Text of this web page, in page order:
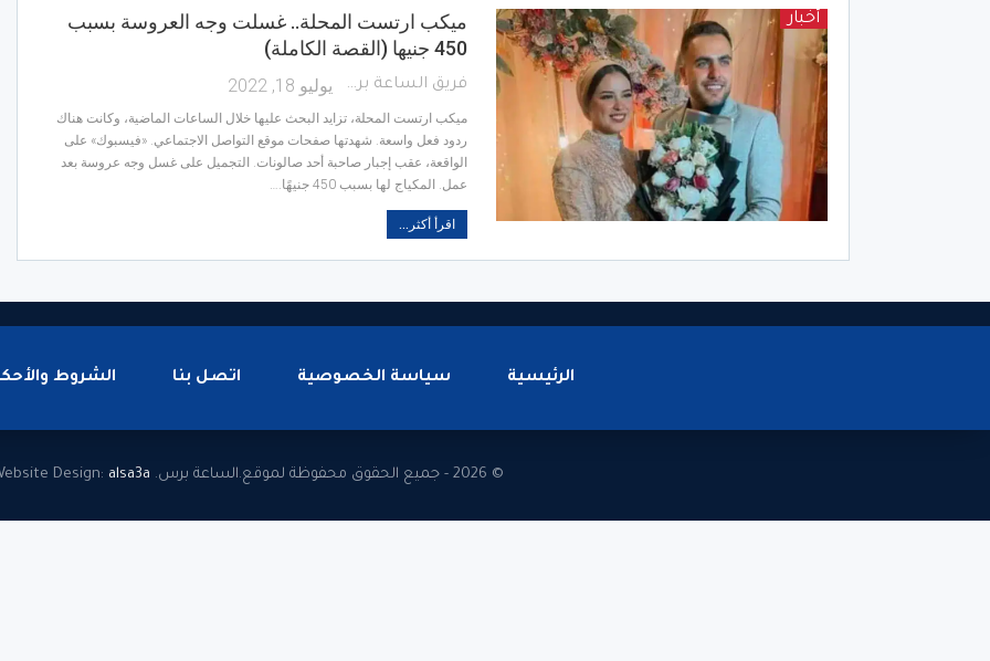
أخبار
ميكب ارتست المحلة.. غسلت وجه العروسة بسبب
450 جنيها (القصة الكاملة)
فريق الساعة برس يوليو 18, 2022
ميكب ارتست المحلة، تزايد البحث عليها خلال الساعات الماضية، وكانت هناك
ردود فعل واسعة. شهدتها صفحات موقع التواصل الاجتماعي. «فيسبوك» على
الواقعة، عقب إجبار صاحبة أحد صالونات. التجميل على غسل وجه عروسة بعد
عمل. المكياج لها بسبب 450 جنيهًا.…
اقرأ أكثر...
الرئيسية سياسة الخصوصية اتصل بنا الشروط
© 2026 - جميع الحقوق محفوظة لموقع.الساعة برس. Design: alsa3a